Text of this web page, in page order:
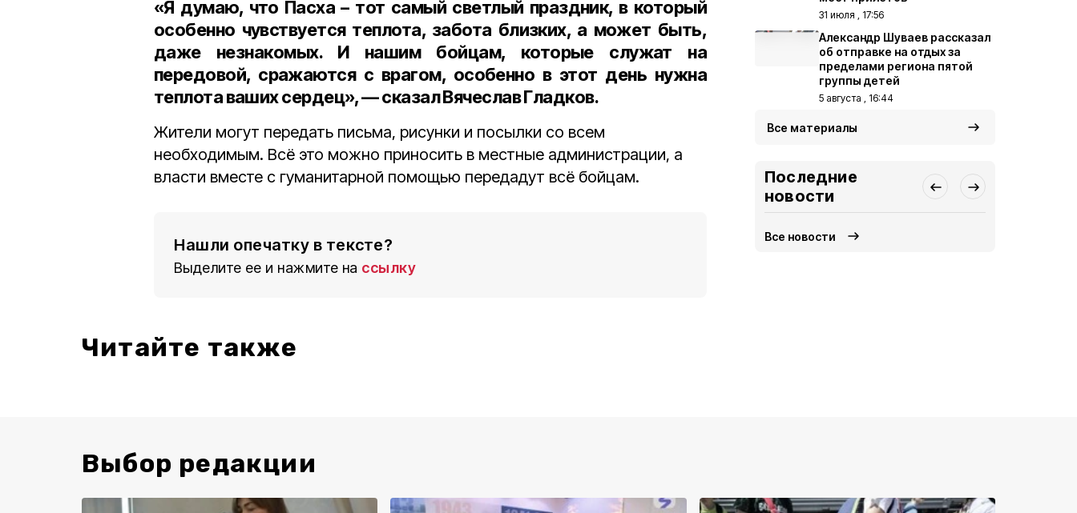
«Я думаю, что Пасха – тот самый светлый праздник, в который
особенно чувствуется теплота, забота близких, а может быть,
даже незнакомых. И нашим бойцам, которые служат на
передовой, сражаются с врагом, особенно в этот день нужна
теплота ваших сердец», — сказал Вячеслав Гладков.
Жители могут передать письма, рисунки и посылки со всем
необходимым. Всё это можно приносить в местные администрации, а
власти вместе с гуманитарной помощью передадут всё бойцам.
Нашли опечатку в тексте?
Выделите ее и нажмите на ссылку
Читайте также
31 июля , 17:56
Александр Шуваев рассказал
об отправке на отдых за
пределами региона пятой
группы детей
5 августа , 16:44
Все материалы
Последние
новости
Все новости
Выбор редакции